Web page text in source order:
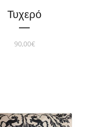
Τυχερό
90,00€